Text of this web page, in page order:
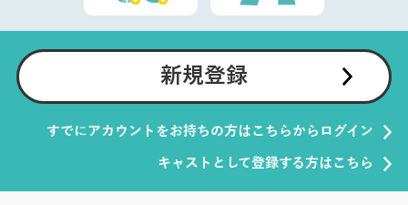
新規登録
すでにアカウントをお持ちの方はこちらからログイン
キャストとして登録する方はこちら